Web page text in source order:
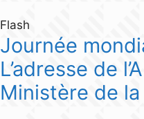
Flash
Journée
L’adresse de
Ministère de